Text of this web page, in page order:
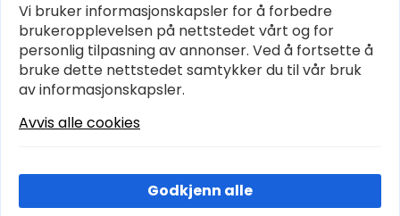
KJØPSVILKÅR OG BETINGELSER
PERSONVERN
Vi bruker informasjonskapsler for å forbedre
brukeropplevelsen på nettstedet vårt og for
personlig tilpasning av annonser. Ved å fortsette å
bruke dette nettstedet samtykker du til vår bruk
av informasjonskapsler.
Avvis alle cookies
Godkjenn alle